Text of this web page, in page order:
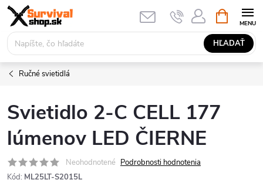
Prejsť
obsah
HĽADAŤ
KOŠÍK
Ručné svietidlá
Svietidlo 2-C CELL 177
lúmenov LED ČIERNE
Neohodnotené Podrobnosti hodnotenia
Kód: ML25LT-S2015L